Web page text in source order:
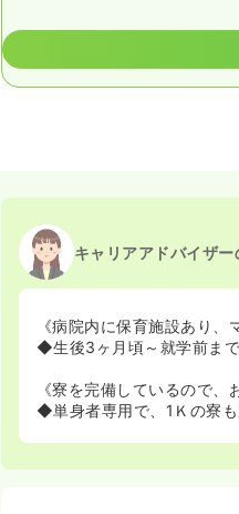
キャリアアドバイザ
《病院内に保育施設あり、
◆生後3ヶ月頃～就学前ま
《寮を完備しているので、
◆単身者専用で、1Ｋの寮